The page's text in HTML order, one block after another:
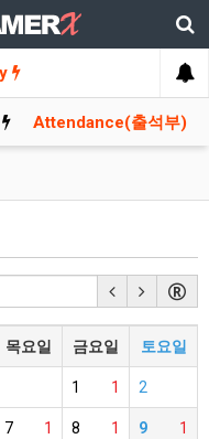
Attendance(출석부)
목요일 금요일 토요일
1
1 2
1
7 1
8 1
9